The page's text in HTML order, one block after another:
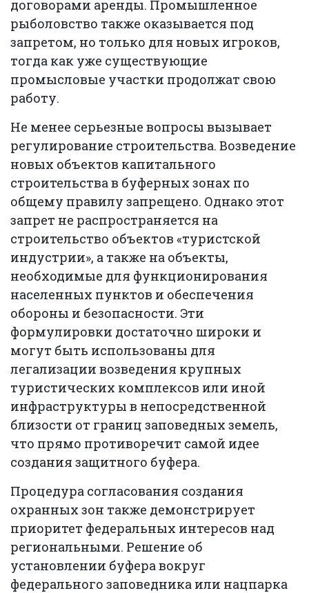
договорами аренды. Промышленное
рыболовство также оказывается под
запретом, но только для новых игроков,
тогда как уже существующие
промысловые участки продолжат свою
работу.
Не менее серьезные вопросы вызывает
регулирование строительства. Возведение
новых объектов капитального
строительства в буферных зонах по
общему правилу запрещено. Однако этот
запрет не распространяется на
строительство объектов «туристской
индустрии», а также на объекты,
необходимые для функционирования
населенных пунктов и обеспечения
обороны и безопасности. Эти
формулировки достаточно широки и
могут быть использованы для
легализации возведения крупных
туристических комплексов или иной
инфраструктуры в непосредственной
близости от границ заповедных земель,
что прямо противоречит самой идее
создания защитного буфера.
Процедура согласования создания
охранных зон также демонстрирует
приоритет федеральных интересов над
региональными. Решение об
установлении буфера вокруг
федерального заповедника или нацпарка